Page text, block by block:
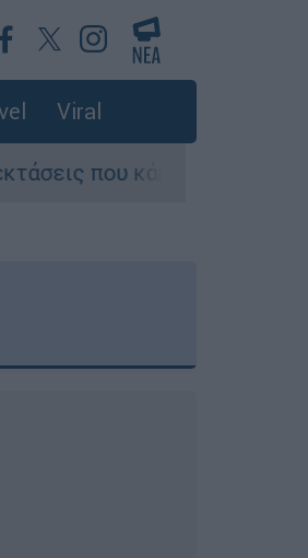
Viral
και η επόμενη μέρα του